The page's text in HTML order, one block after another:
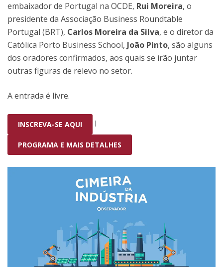
embaixador de Portugal na OCDE, Rui Moreira, o
presidente da Associação Business Roundtable
Portugal (BRT), Carlos Moreira da Silva, e o diretor da
Católica Porto Business School, João Pinto, são alguns
dos oradores confirmados, aos quais se irão juntar
outras figuras de relevo no setor.
A entrada é livre.
INSCREVA-SE AQUI I
PROGRAMA E MAIS DETALHES